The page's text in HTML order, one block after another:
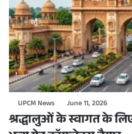
UPCM News June 11, 2026
श्रद्धालुओं के स्वागत के